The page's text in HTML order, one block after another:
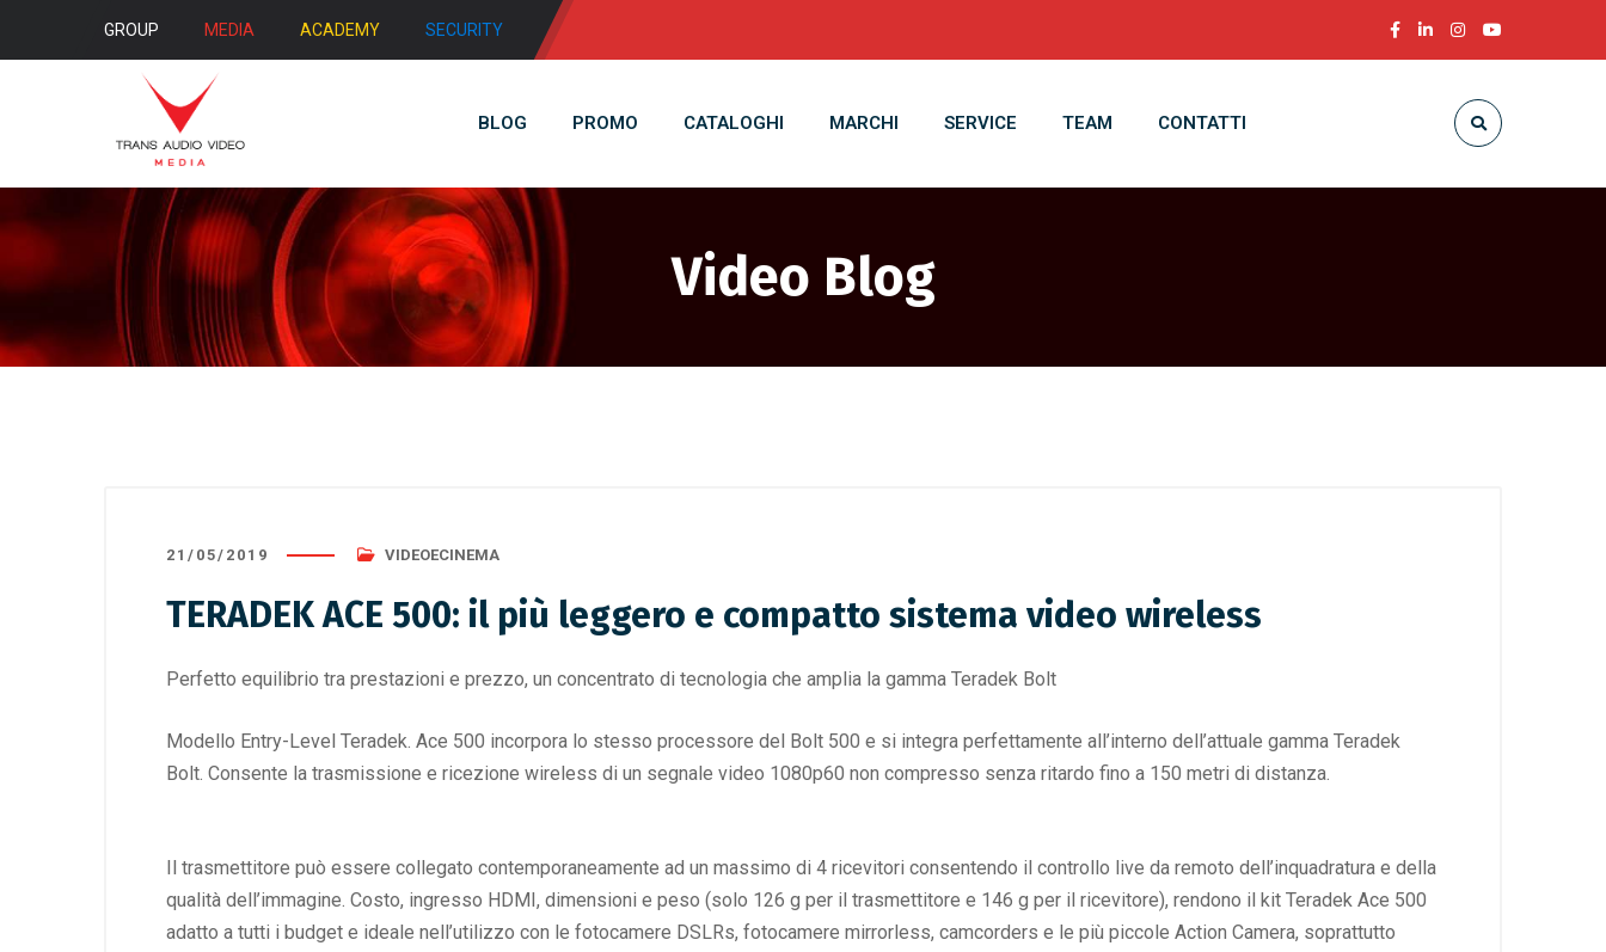
GROUP MEDIA ACADEMY SECURITY
BLOG PROMO CATALOGHI MARCHI SERVICE TEAM CONTATTI
Video Blog
21/05/2019 VIDEOECINEMA
TERADEK ACE 500: il più leggero e compatto sistema video wireless
Perfetto equilibrio tra prestazioni e prezzo, un concentrato di tecnologia che amplia la gamma Teradek Bolt
Modello Entry-Level Teradek. Ace 500 incorpora lo stesso processore del Bolt 500 e si integra perfettamente all’interno dell’attuale gamma Teradek
Bolt. Consente la trasmissione e ricezione wireless di un segnale video 1080p60 non compresso senza ritardo fino a 150 metri di distanza.
Il trasmettitore può essere collegato contemporaneamente ad un massimo di 4 ricevitori consentendo il controllo live da remoto dell’inquadratura e della
qualità dell’immagine. Costo, ingresso HDMI, dimensioni e peso (solo 126 g per il trasmettitore e 146 g per il ricevitore), rendono il kit Teradek Ace 500
adatto a tutti i budget e ideale nell’utilizzo con le fotocamere DSLRs, fotocamere mirrorless, camcorders e le più piccole Action Camera, soprattutto